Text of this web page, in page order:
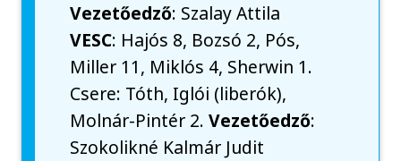
Vezetőedző: Szalay Attila
VESC: Hajós 8, Bozsó 2, Pós,
Miller 11, Miklós 4, Sherwin 1.
Csere: Tóth, Iglói (liberók),
Molnár-Pintér 2.Vezetőedző:
Szokolikné Kalmár Judit